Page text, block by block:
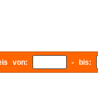
von: - bis: